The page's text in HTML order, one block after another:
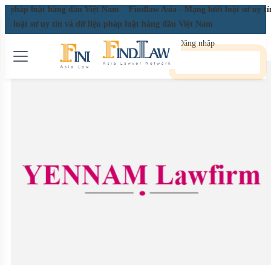
hàng đầu Việt Nam Findlaw Asia - Mạng lưới luật sư uy tín và dữ
sư uy tín và dữ liệu pháp luật hàng đầu Việt Nam
Đăng nhập